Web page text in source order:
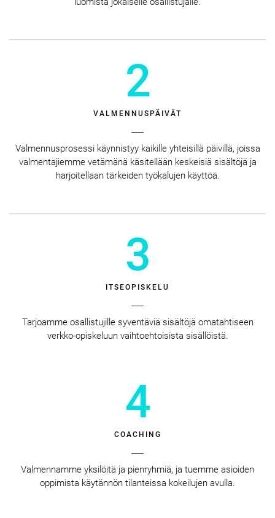
2
VALMENNUSPÄIVÄT
Valmennusprosessi käynnistyy kaikille yhteisillä päivillä, joissa
valmentajiemme vetämänä käsitellään keskeisiä sisältöjä ja
harjoitellaan tärkeiden työkalujen käyttöä.
3
ITSEOPISKELU
Tarjoamme osallistujille syventäviä sisältöjä omatahtiseen
verkko-opiskeluun vaihtoehtoisista sisällöistä.
4
COACHING
Valmennamme yksilöitä ja pienryhmiä, ja tuemme asioiden
oppimista käytännön tilanteissa kokeilujen avulla.